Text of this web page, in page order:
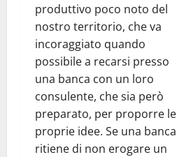
produttivo poco noto del
nostro territorio, che va
incoraggiato quando
possibile a recarsi presso
una banca con un loro
consulente, che sia però
preparato, per proporre le
proprie idee. Se una banca
ritiene di non erogare un